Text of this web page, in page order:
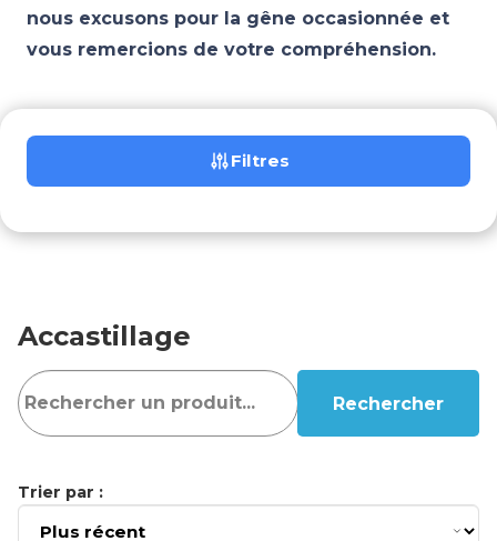
nous excusons pour la gêne occasionnée et
vous remercions de votre compréhension.
Filtres
Accastillage
Rechercher
Trier par :